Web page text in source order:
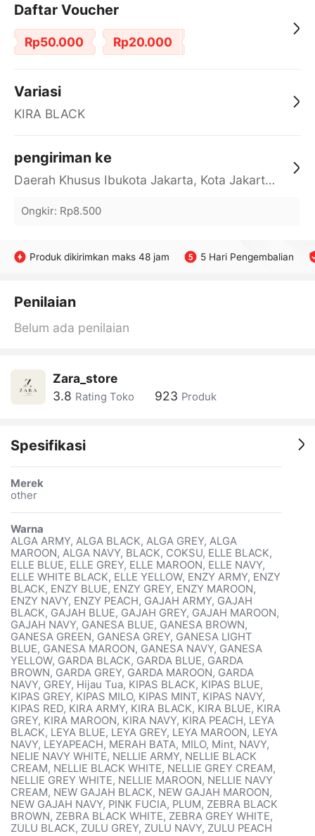
Daftar Voucher
Rp50.000 Rp20.000
Variasi
KIRA BLACK
pengiriman ke
Daerah Khusus Ibukota Jakarta, Kota Jakarta Barat, Cengkareng, yy
Ongkir: Rp8.500
Produk dikirimkan maks 48 jam 5 Hari Pengembalian
Penilaian
Belum ada penilaian
Zara_store
3.8 Rating Toko 923 Produk
Spesifikasi
Merek
other
Warna
ALGA ARMY, ALGA BLACK, ALGA GREY, ALGA
MAROON, ALGA NAVY, BLACK, COKSU, ELLE BLACK,
ELLE BLUE, ELLE GREY, ELLE MAROON, ELLE NAVY,
ELLE WHITE BLACK, ELLE YELLOW, ENZY ARMY, ENZY
BLACK, ENZY BLUE, ENZY GREY, ENZY MAROON,
ENZY NAVY, ENZY PEACH, GAJAH ARMY, GAJAH
BLACK, GAJAH BLUE, GAJAH GREY, GAJAH MAROON,
GAJAH NAVY, GANESA BLUE, GANESA BROWN,
GANESA GREEN, GANESA GREY, GANESA LIGHT
BLUE, GANESA MAROON, GANESA NAVY, GANESA
YELLOW, GARDA BLACK, GARDA BLUE, GARDA
BROWN, GARDA GREY, GARDA MAROON, GARDA
NAVY, GREY, Hijau Tua, KIPAS BLACK, KIPAS BLUE,
KIPAS GREY, KIPAS MILO, KIPAS MINT, KIPAS NAVY,
KIPAS RED, KIRA ARMY, KIRA BLACK, KIRA BLUE, KIRA
GREY, KIRA MAROON, KIRA NAVY, KIRA PEACH, LEYA
BLACK, LEYA BLUE, LEYA GREY, LEYA MAROON, LEYA
NAVY, LEYAPEACH, MERAH BATA, MILO, Mint, NAVY,
NELIE NAVY WHITE, NELLIE ARMY, NELLIE BLACK
CREAM, NELLIE BLACK WHITE, NELLIE GREY CREAM,
NELLIE GREY WHITE, NELLIE MAROON, NELLIE NAVY
CREAM, NEW GAJAH BLACK, NEW GAJAH MAROON,
NEW GAJAH NAVY, PINK FUCIA, PLUM, ZEBRA BLACK
BROWN, ZEBRA BLACK WHITE, ZEBRA GREY WHITE,
ZULU BLACK, ZULU GREY, ZULU NAVY, ZULU PEACH